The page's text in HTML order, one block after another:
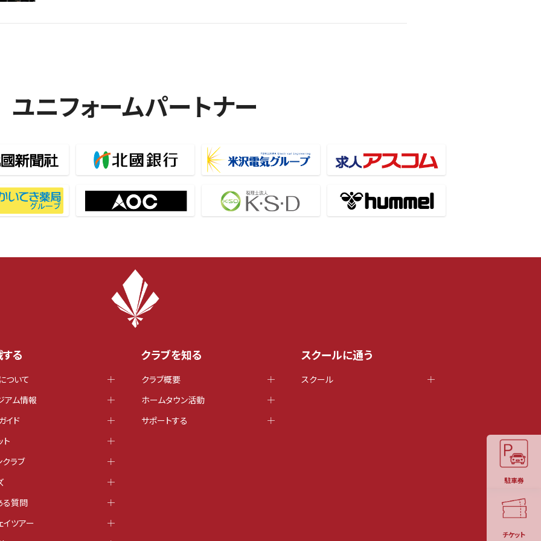
ユニフォームパートナー
駐車券
チケット
る
ついて
アム情報
イド
ト
クラブ
る質問
イツアー
クラブを知る
クラブ概要
ホームタウン活動
サポートする
スクールに通う
スクール